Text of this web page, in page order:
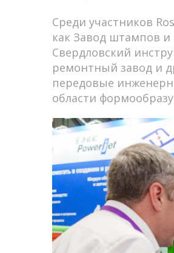
Среди участников
как Завод штампов
Свердловский
ремонтный завод и
передовые
области